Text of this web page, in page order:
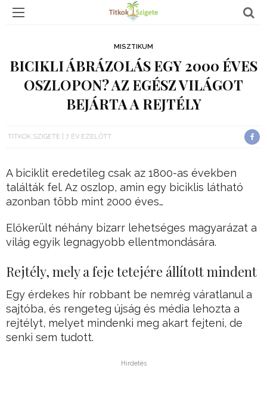
MISZTIKUM
BICIKLI ÁBRÁZOLÁS EGY 2000 ÉVES
OSZLOPON? AZ EGÉSZ VILÁGOT
BEJÁRTA A REJTÉLY
TITKOK SZIGETE 7 ÉV EZELŐTT
A biciklit eredetileg csak az 1800-as években
találták fel. Az oszlop, amin egy biciklis látható
azonban több mint 2000 éves…
Előkerült néhány bizarr lehetséges magyarázat a
világ egyik legnagyobb ellentmondására.
Rejtély, mely a feje tetejére állított mindent
Egy érdekes hír robbant be nemrég váratlanul a
sajtóba, és rengeteg újság és média lehozta a
rejtélyt, melyet mindenki meg akart fejteni, de
senki sem tudott.
Hirdetés